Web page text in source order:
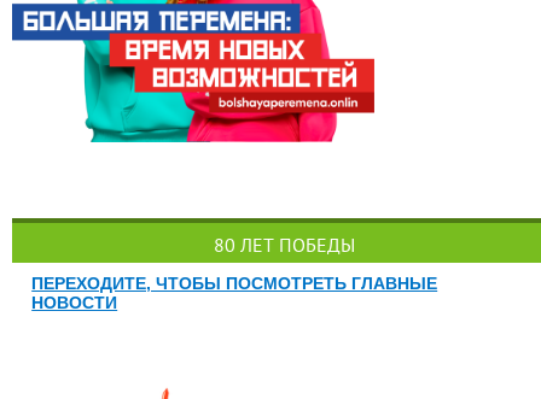
80 ЛЕТ ПОБЕДЫ
ПЕРЕХОДИТЕ, ЧТОБЫ ПОСМОТРЕТЬ ГЛАВНЫЕ
НОВОСТИ